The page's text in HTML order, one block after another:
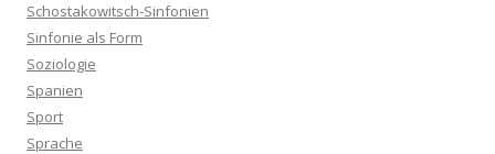
Schostakowitsch-Sinfonien
Sinfonie als Form
Soziologie
Spanien
Sport
Sprache